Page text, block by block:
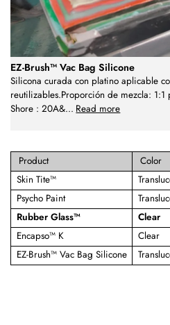
EZ-Brush™ Vac Bag Silicone
Silicona curada con platino aplicable
reutilizables.Proporción de mezcla: 1:1
Shore : 20A&... Read more
Product Color
Skin Tite™
Psycho Paint
Rubber Glass™
Clear
Encapso™ K
Clear
EZ-Brush™ Vac Bag Silicone